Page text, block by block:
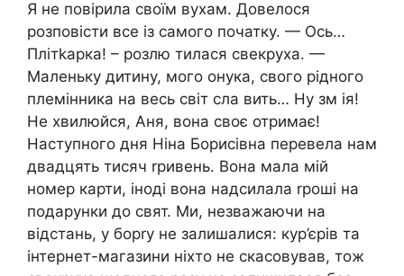
Я не повірила своїм вухам. Довелося
розповісти все із самого початку. — Ось…
Плітkарка! – розлю тилася свекруха. —
Маленьку дитину, мого онука, свого рідного
племінника на весь світ сла вить… Ну зм ія!
Не хвилюйся, Аня, вона своє отримає!
Наступного дня Ніна Борисівна перевела нам
двадцять тисяч rривень. Вона мала мій
номер карти, іноді вона надсилала rроші на
подарунки до свят. Ми, незважаючи на
відстань, у борrу не залишалися: кур’єрів та
інтернет-магазини ніхто не скасовував, тож